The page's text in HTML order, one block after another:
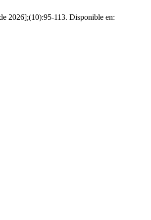
2026];(10):95-113. Disponible en: